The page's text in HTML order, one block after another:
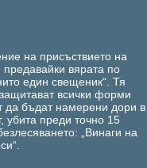
на присъствието на
вярата по
един свещеник“. Тя
всички форми
да бъдат намерени дори в
убита преди точно 15
„Винаги на